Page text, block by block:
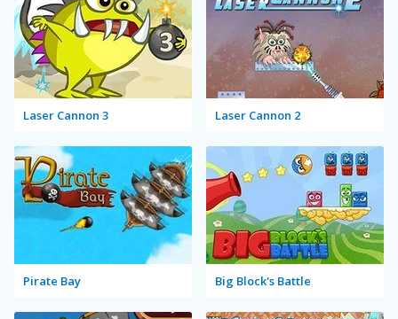
Laser Cannon 3 Laser Cannon 2
Pirate Bay Big Block's Battle